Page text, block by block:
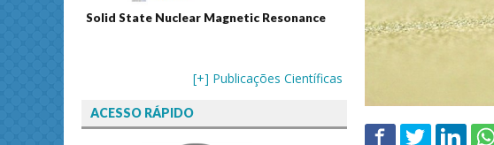
Solid State Nuclear Magnetic Resonance Journal of Separation
[+] Publicações Científicas
ACESSO RÁPIDO